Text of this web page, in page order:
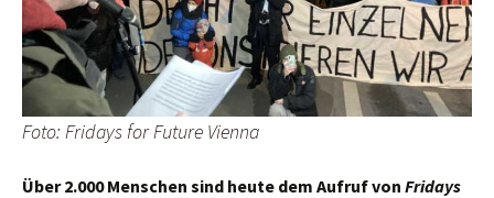
Foto: Fridays for Future Vienna
Über 2.000 Menschen sind heute dem Aufruf von Fridays